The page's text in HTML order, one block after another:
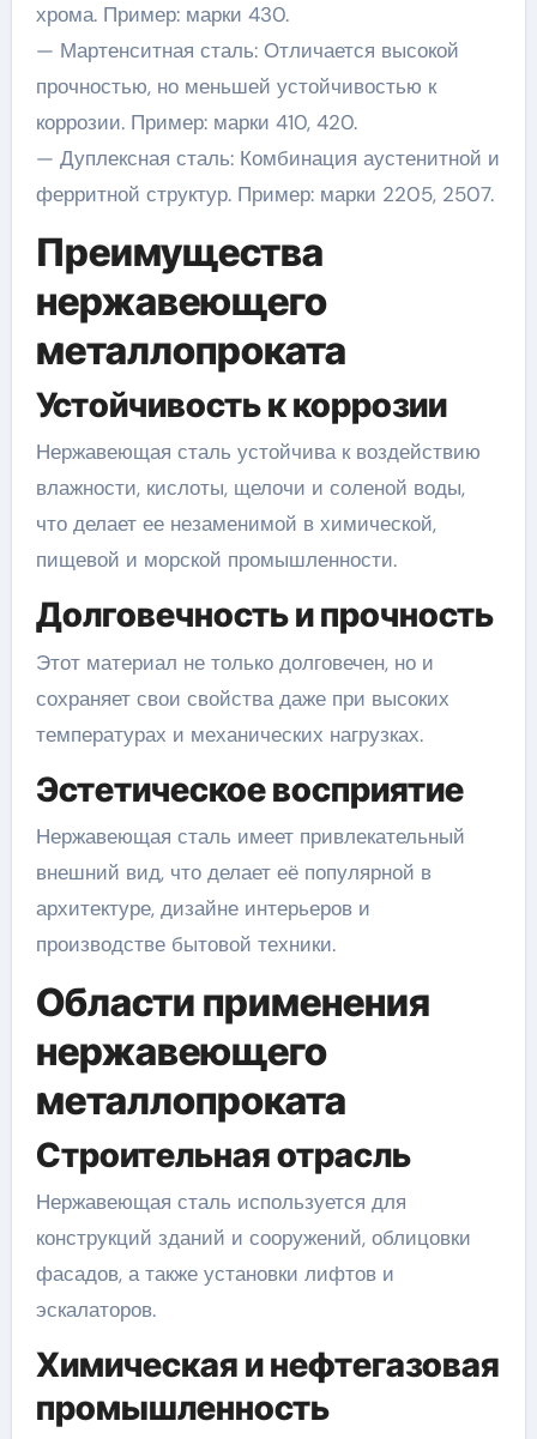
хрома. Пример: марки 430.
— Мартенситная сталь: Отличается высокой
прочностью, но меньшей устойчивостью к
коррозии. Пример: марки 410, 420.
— Дуплексная сталь: Комбинация аустенитной и
ферритной структур. Пример: марки 2205, 2507.
Преимущества
нержавеющего
металлопроката
Устойчивость к коррозии
Нержавеющая сталь устойчива к воздействию
влажности, кислоты, щелочи и соленой воды,
что делает ее незаменимой в химической,
пищевой и морской промышленности.
Долговечность и прочность
Этот материал не только долговечен, но и
сохраняет свои свойства даже при высоких
температурах и механических нагрузках.
Эстетическое восприятие
Нержавеющая сталь имеет привлекательный
внешний вид, что делает её популярной в
архитектуре, дизайне интерьеров и
производстве бытовой техники.
Области применения
нержавеющего
металлопроката
Строительная отрасль
Нержавеющая сталь используется для
конструкций зданий и сооружений, облицовки
фасадов, а также установки лифтов и
эскалаторов.
Химическая и нефтегазовая
промышленность